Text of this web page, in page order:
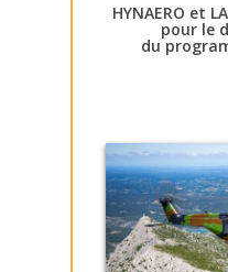
HYNAERO et
pour le
du